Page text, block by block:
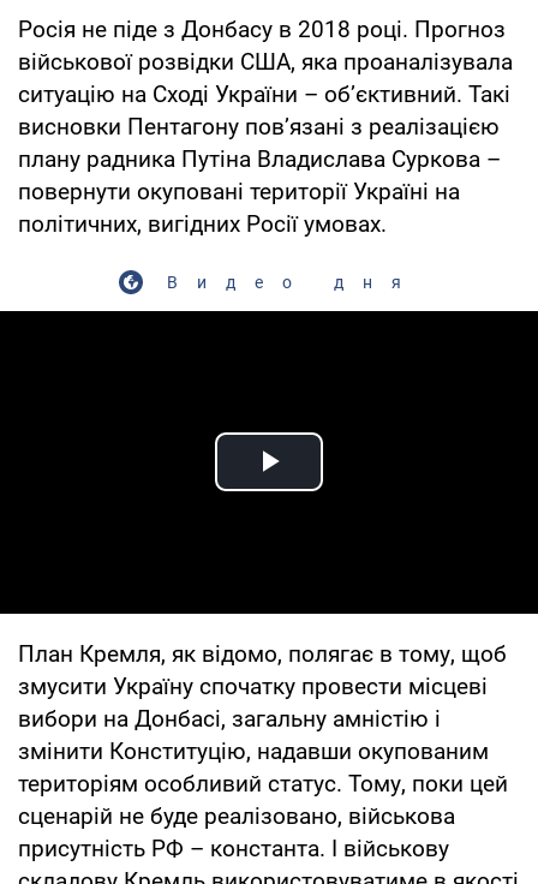
Росія не піде з Донбасу в 2018 році. Прогноз
військової розвідки США, яка проаналізувала
ситуацію на Сході України – об’єктивний. Такі
висновки Пентагону пов’язані з реалізацією
плану радника Путіна Владислава Суркова –
повернути окуповані території Україні на
політичних, вигідних Росії умовах.
Видео дня
Play Video
План Кремля, як відомо, полягає в тому, щоб
змусити Україну спочатку провести місцеві
вибори на Донбасі, загальну амністію і
змінити Конституцію, надавши окупованим
територіям особливий статус. Тому, поки цей
сценарій не буде реалізовано, військова
присутність РФ – константа. І військову